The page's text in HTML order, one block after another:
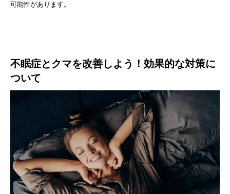
可能性があります。
不眠症とクマを改善しよう！効果的な対策に
ついて